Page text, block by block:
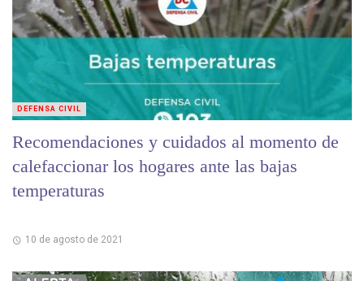
Recomendaciones y cuidados al momento de
calefaccionar los hogares ante las bajas
temperaturas
10 de agosto de 2021
DEFENSA CIVIL